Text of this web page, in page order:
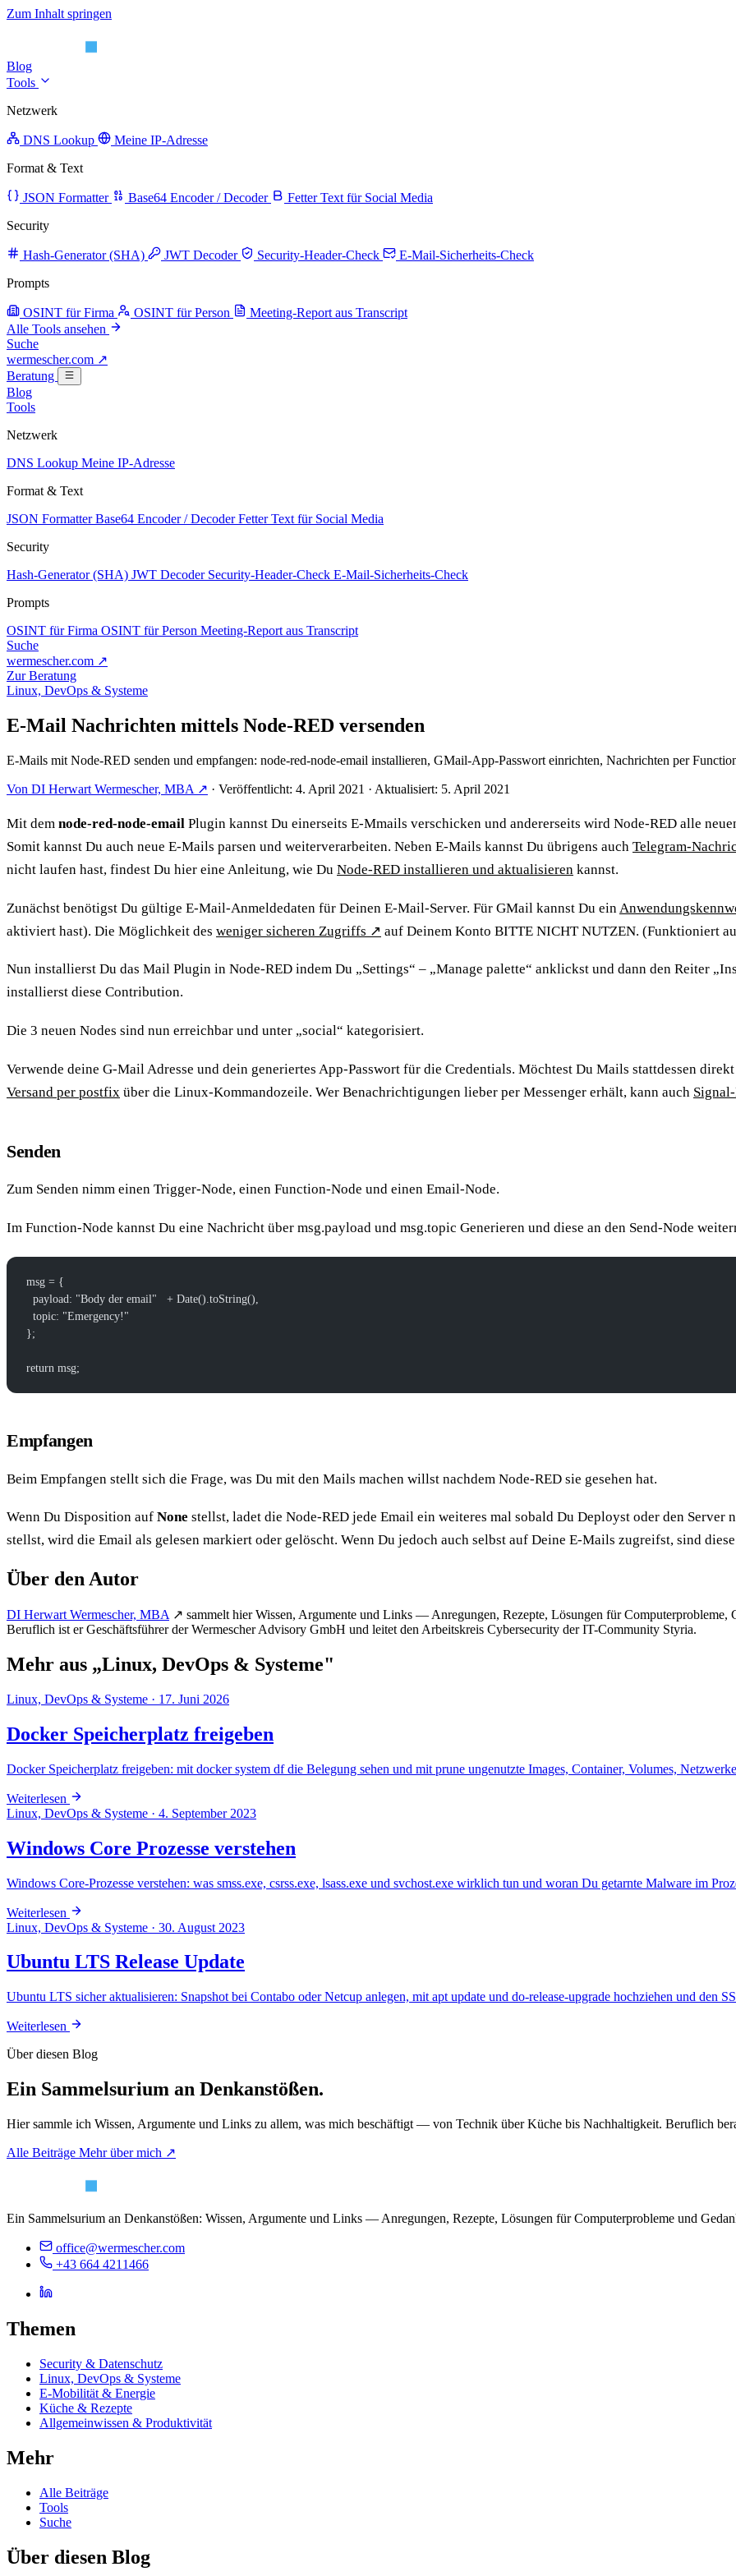
Zum Inhalt springen
Blog
Tools
Netzwerk
DNS Lookup
Meine IP-Adresse
Format & Text
JSON Formatter Base64 Encoder / Decoder
Fetter Text für Social Media
Security
Hash-Generator (SHA) JWT Decoder Security-Header-Check
E-Mail-Sicherheits-Check
Prompts
OSINT für Firma OSINT für Person
Meeting-Report aus Transcript
Alle Tools ansehen
Suche
wermescher.com ↗
Beratung
Blog
Tools
Netzwerk
DNS Lookup Meine IP-Adresse
Format & Text
JSON FormatterBase64 Encoder / DecoderFetter Text für Social Media
Security
Hash-Generator (SHA) JWT Decoder Security-Header-Check E-Mail-Sicherheits-Check
Prompts
OSINT für Firma OSINT für Person Meeting-Report aus Transcript
Suche
wermescher.com ↗
Zur Beratung
Linux, DevOps & Systeme
E-Mail Nachrichten mittels Node-RED versenden
E-Mails mit Node-RED senden und empfangen: node-red-node-email installieren, GMail-App-Passwort einrichten, Nachrichten per
Von DI Herwart Wermescher, MBA ↗ · Veröffentlicht: 4. April 2021 · Aktualisiert: 5. April 2021
Mit dem node-red-node-email Plugin kannst Du einerseits E-Mmails verschicken und andererseits wird Node-RED alle
Somit kannst Du auch neue E-Mails parsen und weiterverarbeiten. Neben E-Mails kannst Du übrigens auch Telegram-
nicht laufen hast, findest Du hier eine Anleitung, wie Du Node-RED installieren und aktualisieren kannst.
Zunächst benötigst Du gültige E-Mail-Anmeldedaten für Deinen E-Mail-Server. Für GMail kannst Du ein
aktiviert hast). Die Möglichkeit des weniger sicheren Zugriffs ↗ auf Deinem Konto BITTE NICHT NUTZEN. (Funktioniert
Nun installierst Du das Mail Plugin in Node-RED indem Du „Settings“ – „Manage palette“ anklickst und dann den Reiter
installierst diese Contribution.
Die 3 neuen Nodes sind nun erreichbar und unter „social“ kategorisiert.
Verwende deine G-Mail Adresse und dein generiertes App-Passwort für die Credentials. Möchtest Du Mails stattdessen
Versand per postfix über die Linux-Kommandozeile. Wer Benachrichtigungen lieber per Messenger erhält, kann auch
Senden
Zum Senden nimm einen Trigger-Node, einen Function-Node und einen Email-Node.
Im Function-Node kannst Du eine Nachricht über msg.payload und msg.topic Generieren und diese an den Send-Node
msg = {
  payload: "Body der email"   + Date().toString(),
  topic: "Emergency!"
};
return msg;
Empfangen
Beim Empfangen stellt sich die Frage, was Du mit den Mails machen willst nachdem Node-RED sie gesehen hat.
Wenn Du Disposition auf None stellst, ladet die Node-RED jede Email ein weiteres mal sobald Du Deployst oder den Server
stellst, wird die Email als gelesen markiert oder gelöscht. Wenn Du jedoch auch selbst auf Deine E-Mails zugreifst, sind
Über den Autor
DI Herwart Wermescher, MBA ↗ sammelt hier Wissen, Argumente und Links — Anregungen, Rezepte, Lösungen für
Beruflich ist er Geschäftsführer der Wermescher Advisory GmbH und leitet den Arbeitskreis Cybersecurity der IT-Community Styria.
Mehr aus „Linux, DevOps & Systeme"
Linux, DevOps & Systeme · 17. Juni 2026
Docker Speicherplatz freigeben
Docker Speicherplatz freigeben: mit docker system df die Belegung sehen und mit prune ungenutzte Images, Container, Volumes,
Weiterlesen
Linux, DevOps & Systeme · 4. September 2023
Windows Core Prozesse verstehen
Windows Core-Prozesse verstehen: was smss.exe, csrss.exe, lsass.exe und svchost.exe wirklich tun und woran Du getarnte Malware im
Weiterlesen
Linux, DevOps & Systeme · 30. August 2023
Ubuntu LTS Release Update
Ubuntu LTS sicher aktualisieren: Snapshot bei Contabo oder Netcup anlegen, mit apt update und do-release-upgrade hochziehen und den
Weiterlesen
Über diesen Blog
Ein Sammelsurium an Denkanstößen.
Hier sammle ich Wissen, Argumente und Links zu allem, was mich beschäftigt — von Technik über Küche bis Nachhaltigkeit. Beruflich
Alle Beiträge Mehr über mich ↗
Ein Sammelsurium an Denkanstößen: Wissen, Argumente und Links — Anregungen, Rezepte, Lösungen für Computerprobleme und
office@wermescher.com
+43 664 4211466
Themen
Security & Datenschutz
Linux, DevOps & Systeme
E-Mobilität & Energie
Küche & Rezepte
Allgemeinwissen & Produktivität
Mehr
Alle Beiträge
Tools
Suche
Über diesen Blog